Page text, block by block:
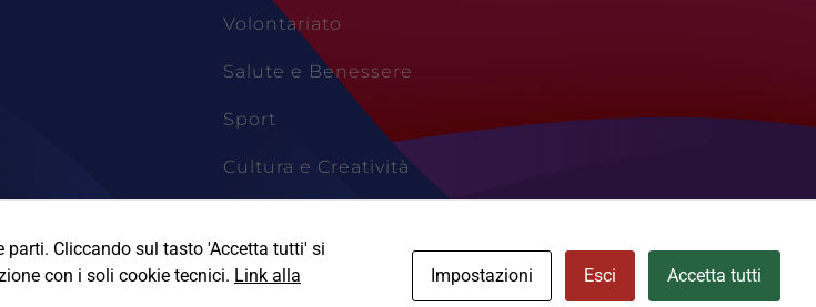
Volontariato
Salute e Benessere
Sport
Cultura e Creatività
parti. Cliccando sul tasto 'Accetta tutti' si
con i soli cookie tecnici. Link alla
Impostazioni Esci Accetta tutti